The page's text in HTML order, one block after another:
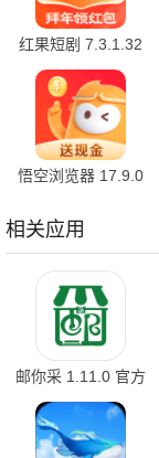
红果短剧 7.3.1.32
官方版
悟空浏览器 17.9.0
相关应用
邮你采 1.11.0 官方
版